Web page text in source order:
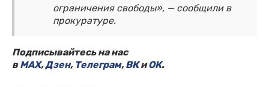
ограничения свободы», — сообщили в
прокуратуре.
Подписывайтесь на нас
вMAX,Дзен, Телеграм,ВКиОК.